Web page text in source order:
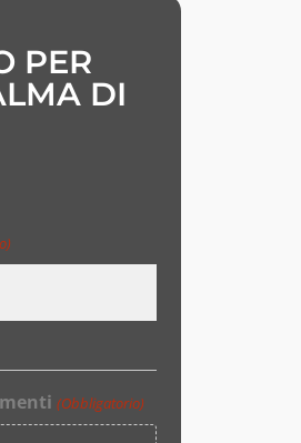
PER
DI
(Obbligatorio)